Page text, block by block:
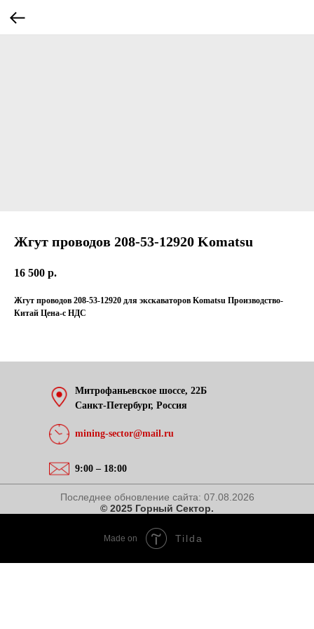
Жгут проводов 208-53-12920 Komatsu
16 500 р.
Жгут проводов 208-53-12920 для экскаваторов Komatsu Производство-
Китай Цена-с НДС
Митрофаньевское шоссе, 22Б
Санкт-Петербург, Россия
mining-sector@mail.ru
9:00 – 18:00
Последнее обновление сайта: 07.08.2026
© 2025 Горный Сектор.
Made on Tilda